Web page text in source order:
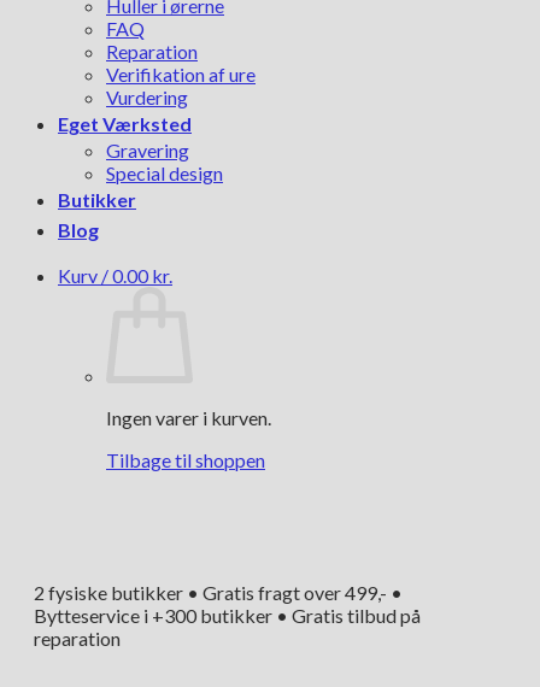
Huller i ørerne
FAQ
Reparation
Verifikation af ure
Vurdering
Eget Værksted
Gravering
Special design
Butikker
Blog
Kurv /0.00 kr.
Ingen varer i kurven.
Tilbage til shoppen
2 fysiske butikker • Gratis fragt over 499,- •
Bytteservice i +300 butikker • Gratis tilbud på
reparation